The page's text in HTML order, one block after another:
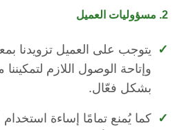
2. مسؤوليات العميل
يتوجب على العميل تزويدنا
وإتاحة الوصول اللازم
بشكل فعّال.
كما يُمنع تمامًا إساءة